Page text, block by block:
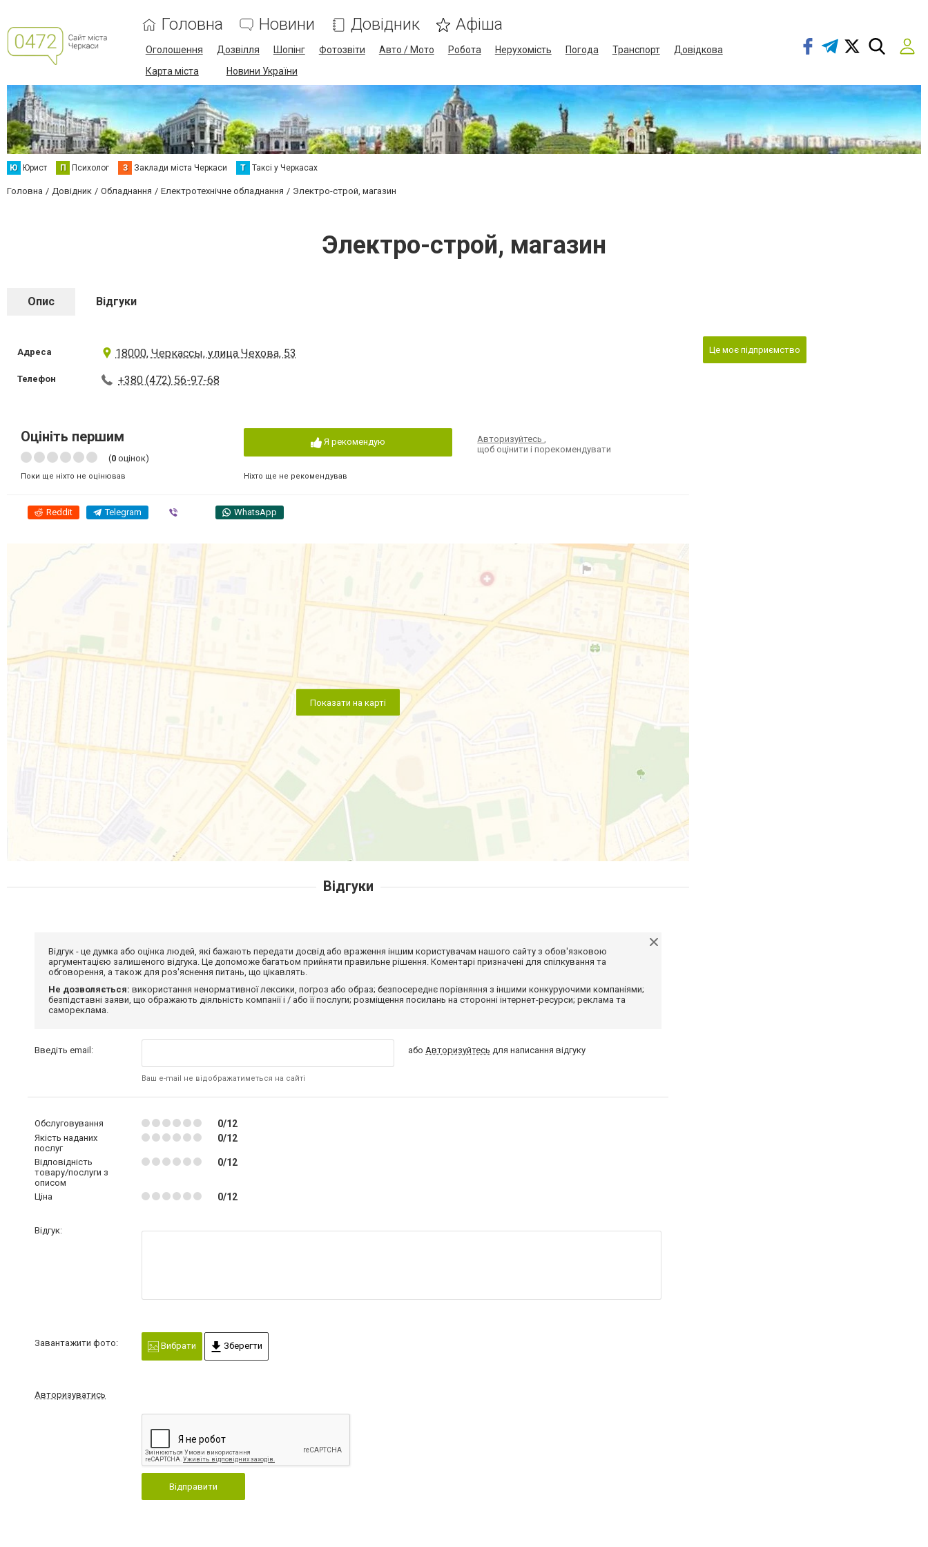
Головна Новини Довідник Афіша
Оголошення Дозвілля Шопінг Фотозвіти Авто / Мото Робота Нерухомість Погода Транспорт
Довідкова
Карта міста
Новини України
Ю Юрист П Психолог З Заклади міста Черкаси Т Таксі у Черкасах
Головна Довідник Обладнання Електротехнічне обладнання Электро-строй, магазин
Электро-строй, магазин
Опис Відгуки
Адреса 18000, Черкассы, улица Чехова, 53
Телефон +380 (472) 56-97-68
Оцініть першим
(0 оцінок)
Поки ще ніхто не оцінював
Я рекомендую
Ніхто ще не рекомендував
Авторизуйтесь,
щоб оцінити і порекомендувати
Reddit Telegram WhatsApp
Показати на карті
Це моє підприємство
Відгуки
Відгук - це думка або оцінка людей, які бажають передати досвід або враження іншим користувачам нашого сайту з обов'язковою
аргументацією залишеного відгука. Це допоможе багатьом прийняти правильне рішення. Коментарі призначені для спілкування та
обговорення, а також для роз'яснення питань, що цікавлять.
Не дозволяється: використання ненормативної лексики, погроз або образ; безпосереднє порівняння з іншими конкуруючими компаніями;
безпідставні заяви, що ображають діяльність компанії і / або її послуги; розміщення посилань на сторонні інтернет-ресурси; реклама та
самореклама.
Введіть email:
Ваш e-mail не відображатиметься на сайті
абоАвторизуйтесь для написання відгуку
Обслуговування 0/12
Якість наданих
послуг
0/12
Відповідність
товару/послуги з
описом
0/12
Ціна 0/12
Відгук:
Завантажити фото: Вибрати Зберегти
Авторизуватись
Відправити